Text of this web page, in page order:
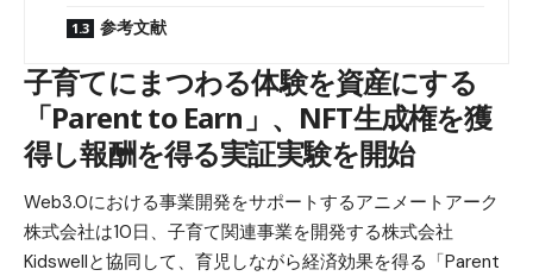
参考文献
子育てにまつわる体験を資産にする
「Parent to Earn」、NFT生成権を獲
得し報酬を得る実証実験を開始
Web3.0における事業開発をサポートするアニメートアーク
株式会社は10日、子育て関連事業を開発する株式会社
Kidswellと協同して、育児しながら経済効果を得る「Parent